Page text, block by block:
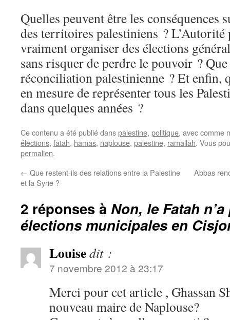
Quelles peuvent être les conséquences
des territoires palestiniens ?
vraiment organiser des élections
sans risquer de perdre le pouvoir ?
réconciliation palestinienne ? Et enfin,
en mesure de représenter tous les
dans quelques années ?
Ce contenu a été publié danspalestine, politique, avec comme
élections, fatah, hamas, naplouse, palestine, ramallah. Vous
permalien.
← Que restent-ils des relations entre la Palestine
et la Syrie ?
Abbas
2 réponses à Non, le Fatah
élections municipales en
Louisedit :
7 novembre 2012 à 23:17
Merci pour cet article , Ghassan
nouveau maire de Naplouse?